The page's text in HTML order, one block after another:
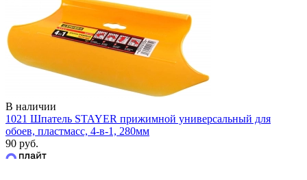
В наличии
1021 Шпатель STAYER прижимной универсальный для
обоев, пластмасс, 4-в-1, 280мм
90 руб.